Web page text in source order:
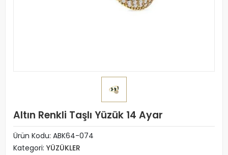
Altın Renkli Taşlı Yüzük 14 Ayar
Ürün Kodu: ABK64-074
Kategori: YÜZÜKLER